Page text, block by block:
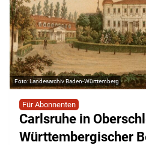
Landesarchiv Baden-Württemberg
Für Abonnenten
Carlsruhe in
Württembergischer